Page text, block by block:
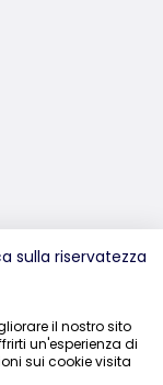
unico del
sulla riservatezza
il nostro sito
un'esperienza di
sui cookie visita